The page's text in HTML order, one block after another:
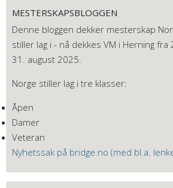
MESTERSKAPSBLOGGEN
Denne bloggen dekker mesterskap
stiller lag i - nå dekkes VM i Herning fra
31. august 2025.
Norge stiller lag i tre klasser:
Åpen
Damer
Veteran
Nyhetssak på bridge.no (med bl.a.